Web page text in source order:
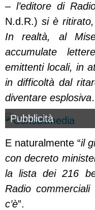
– l’editore di
N.d.R.) si è
In realtà, al
accumulate
emittenti locali, in
in difficoltà dal
diventare
Pubblicità
E naturalmente “il
con decreto
la lista dei 216
Radio
c’è”.